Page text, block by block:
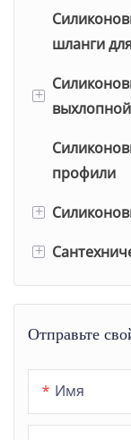
Полярис
шланги
+
Силикон
EPDM
профили
+
Матовый
кальяна
кальяна с
полосками
+
Труба PEX
Душевой
Отправьте
Имя